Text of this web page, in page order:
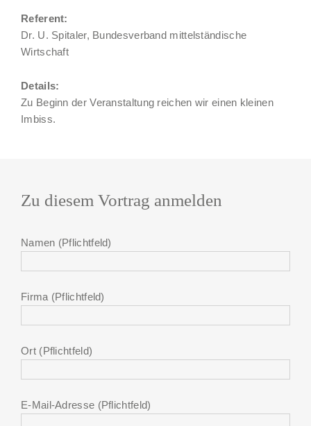
Referent:
Dr. U. Spitaler, Bundesverband mittelständische
Wirtschaft
Details:
Zu Beginn der Veranstaltung reichen wir einen kleinen
Imbiss.
Zu diesem Vortrag anmelden
Namen (Pflichtfeld)
Firma (Pflichtfeld)
Ort (Pflichtfeld)
E-Mail-Adresse (Pflichtfeld)